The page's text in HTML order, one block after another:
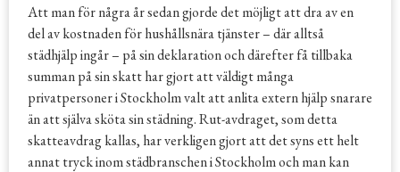
Att man för några år sedan gjorde det möjligt att dra av en
del av kostnaden för hushållsnära tjänster – där alltså
städhjälp ingår – på sin deklaration och därefter få tillbaka
summan på sin skatt har gjort att väldigt många
privatpersoner i Stockholm valt att anlita extern hjälp snarare
än att själva sköta sin städning. Rut-avdraget, som detta
skatteavdrag kallas, har verkligen gjort att det syns ett helt
annat tryck inom städbranschen i Stockholm och man kan